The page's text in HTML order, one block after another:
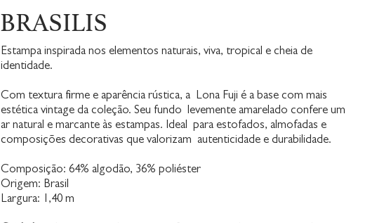
BRASILIS
Estampa inspirada nos elementos naturais, viva, tropical e cheia de
identidade.
Com textura firme e aparência rústica, a Lona Fuji é a base com mais
estética vintage da coleção. Seu fundo levemente amarelado confere um
ar natural e marcante às estampas. Ideal para estofados, almofadas e
composições decorativas que valorizam autenticidade e durabilidade.
Composição: 64% algodão, 36% poliéster
Origem: Brasil
Largura: 1,40 m